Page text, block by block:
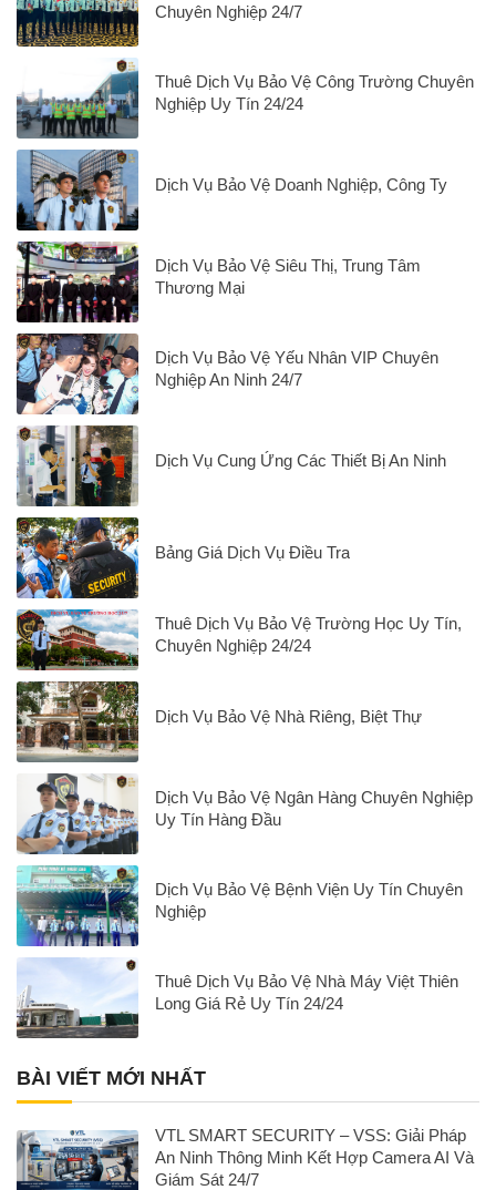
Chuyên Nghiệp 24/7
Thuê Dịch Vụ Bảo Vệ Công Trường Chuyên
Nghiệp Uy Tín 24/24
Dịch Vụ Bảo Vệ Doanh Nghiệp, Công Ty
Dịch Vụ Bảo Vệ Siêu Thị, Trung Tâm
Thương Mại
Dịch Vụ Bảo Vệ Yếu Nhân VIP Chuyên
Nghiệp An Ninh 24/7
Dịch Vụ Cung Ứng Các Thiết Bị An Ninh
Bảng Giá Dịch Vụ Điều Tra
Thuê Dịch Vụ Bảo Vệ Trường Học Uy Tín,
Chuyên Nghiệp 24/24
Dịch Vụ Bảo Vệ Nhà Riêng, Biệt Thự
Dịch Vụ Bảo Vệ Ngân Hàng Chuyên Nghiệp
Uy Tín Hàng Đầu
Dịch Vụ Bảo Vệ Bệnh Viện Uy Tín Chuyên
Nghiệp
Thuê Dịch Vụ Bảo Vệ Nhà Máy Việt Thiên
Long Giá Rẻ Uy Tín 24/24
BÀI VIẾT MỚI NHẤT
VTL SMART SECURITY – VSS: Giải Pháp
An Ninh Thông Minh Kết Hợp Camera AI Và
Giám Sát 24/7